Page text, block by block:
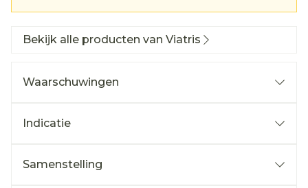
Bekijk alle producten van Viatris
Waarschuwingen
Indicatie
Samenstelling